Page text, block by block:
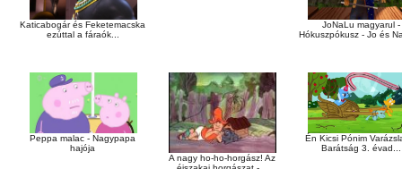
Katicabogár és Feketemacska
ezúttal a fáraók...
JoNaLu magyarul -
Hókuszpókusz - Jo és
Peppa malac - Nagypapa
hajója
A nagy ho-ho-horgász! Az
Én Kicsi Pónim
Barátság 3. évad...